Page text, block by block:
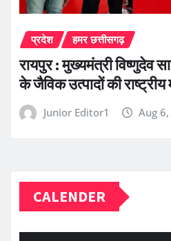
प्रदेश हमर छत्तीसगढ़
रायपुर : मुख्यमंत्री विष्णुदेव
के जैविक उत्पादों की
Junior Editor1 Aug
CALENDER